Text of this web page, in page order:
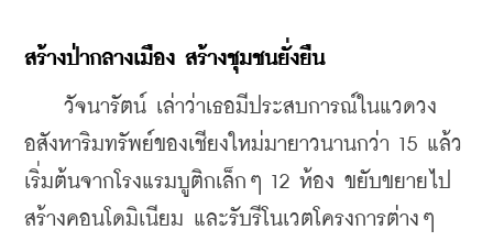
สร้างป่ากลางเมือง สร้างชุมชนยั่งยืน
วัจนารัตน์ เล่าว่าเธอมีประสบการณ์ในแวดวง
อสังหาริมทรัพย์ของเชียงใหม่มายาวนานกว่า 15 แล้ว
เริ่มต้นจากโรงแรมบูติกเล็กๆ 12 ห้อง ขยับขยายไป
สร้างคอนโดมิเนียม และรับรีโนเวตโครงการต่างๆ